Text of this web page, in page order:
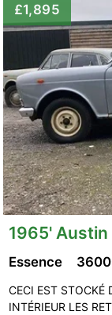
£1,895
1965' Austin
Essence
CECI EST STOCKÉ
INTÉRIEUR LES